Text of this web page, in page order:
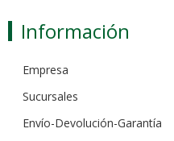
Información
Empresa
Sucursales
Envío-Devolución-Garantía